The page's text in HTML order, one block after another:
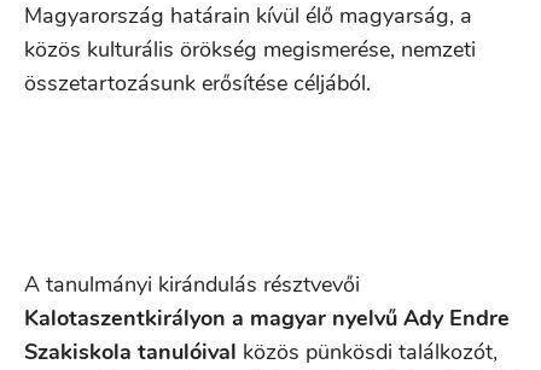
Magyarország határain kívül élő magyarság, a
közös kulturális örökség megismerése, nemzeti
összetartozásunk erősítése céljából.
A tanulmányi kirándulás résztvevői
Kalotaszentkirályon a magyar nyelvű Ady Endre
Szakiskola tanulóival közös pünkösdi találkozót,